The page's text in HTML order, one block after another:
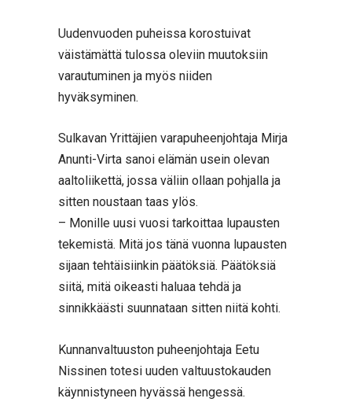
Uudenvuoden puheissa korostuivat
väistämättä tulossa oleviin muutoksiin
varautuminen ja myös niiden
hyväksyminen.
Sulkavan Yrittäjien varapuheenjohtaja Mirja
Anunti-Virta sanoi elämän usein olevan
aaltoliikettä, jossa väliin ollaan pohjalla ja
sitten noustaan taas ylös.
– Monille uusi vuosi tarkoittaa lupausten
tekemistä. Mitä jos tänä vuonna lupausten
sijaan tehtäisiinkin päätöksiä. Päätöksiä
siitä, mitä oikeasti haluaa tehdä ja
sinnikkäästi suunnataan sitten niitä kohti.
Kunnanvaltuuston puheenjohtaja Eetu
Nissinen totesi uuden valtuustokauden
käynnistyneen hyvässä hengessä.